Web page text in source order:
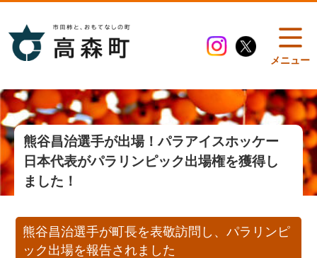
メニュー
熊谷昌治選手が出場！パラアイスホッケー
日本代表がパラリンピック出場権を獲得し
ました！
熊谷昌治選手が町長を表敬訪問し、パラリンピ
ック出場を報告されました